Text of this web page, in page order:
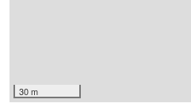
30 m